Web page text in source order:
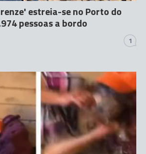
estreia-se no Porto do
pessoas a bordo
1